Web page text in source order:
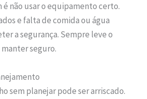
não usar o equipamento certo.
e falta de comida ou água
a segurança. Sempre leve o
manter seguro.
sem planejar pode ser arriscado.